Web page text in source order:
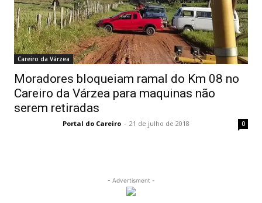
Careiro da Várzea
Moradores bloqueiam ramal do Km 08 no
Careiro da Várzea para maquinas não
serem retiradas
Portal do Careiro - 21 de julho de 2018 0
- Advertisment -